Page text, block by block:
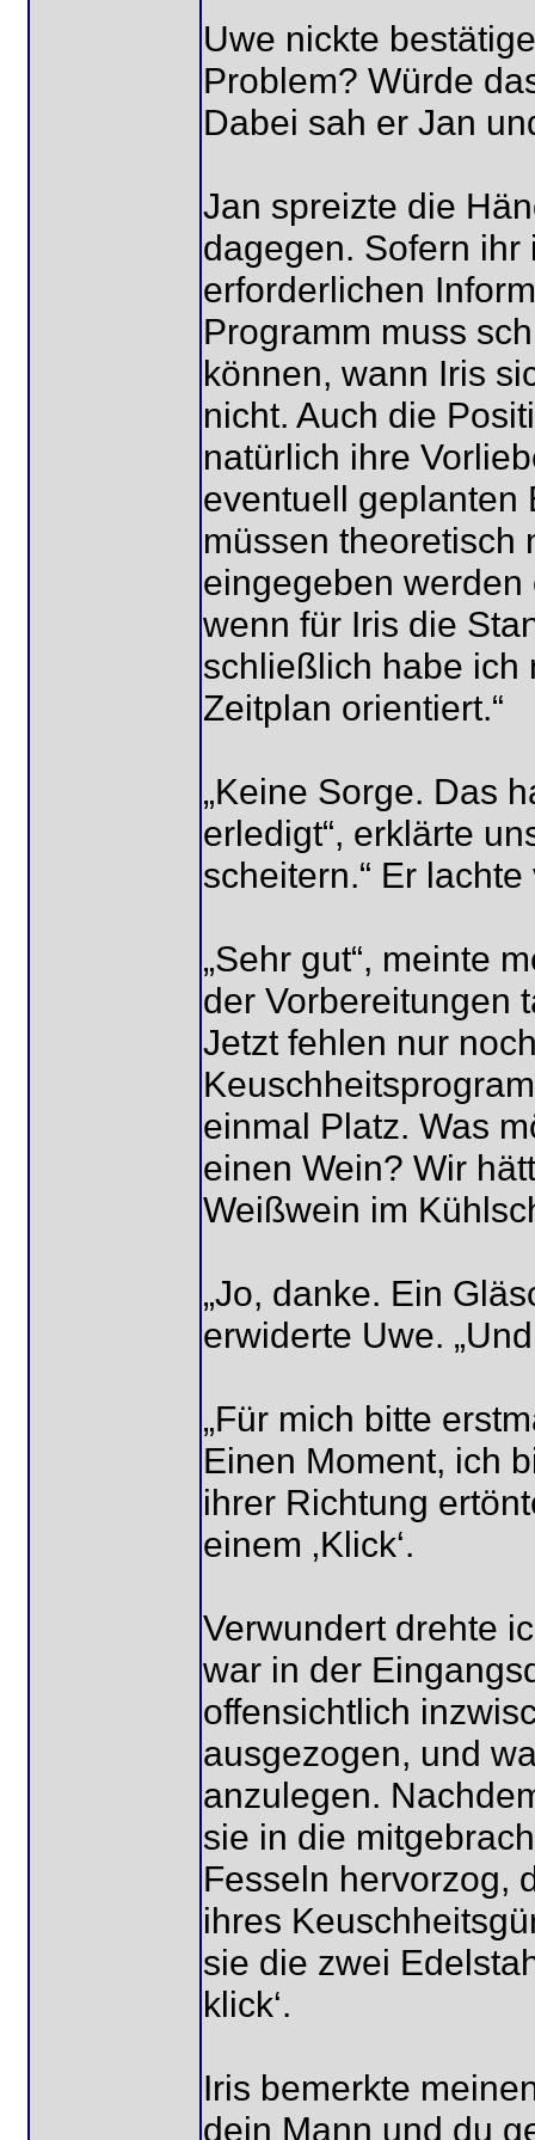
Uwe nickte
Problem? Würde
Dabei sah er Jan
Jan spreizte die
dagegen. Sofern
erforderlichen
Programm muss
können, wann Iris
nicht. Auch die
natürlich ihre
eventuell geplanten
müssen theoretisch
eingegeben werden
wenn für Iris die
schließlich habe ich
Zeitplan orientiert.“
„Keine Sorge. Das
erledigt“, erklärte
scheitern.“ Er
„Sehr gut“, meinte
der Vorbereitungen
Jetzt fehlen nur
einmal Platz. Was
einen Wein? Wir
Weißwein im
„Jo, danke. Ein
erwiderte Uwe.
„Für mich bitte
Einen Moment, ich
ihrer Richtung
einem ‚Klick‘.
Verwundert drehte
war in der
offensichtlich
ausgezogen, und
anzulegen.
sie in die
Fesseln hervorzog,
ihres
sie die zwei
klick‘.
Iris bemerkte
dein Mann und du